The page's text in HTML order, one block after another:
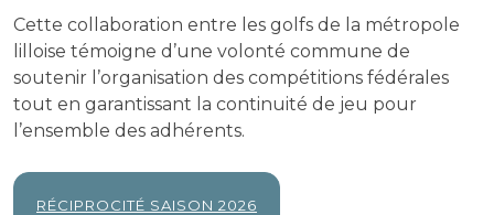
Cette collaboration entre les golfs de la métropole
lilloise témoigne d’une volonté commune de
soutenir l’organisation des compétitions fédérales
tout en garantissant la continuité de jeu pour
l’ensemble des adhérents.
RÉCIPROCITÉ SAISON 2026